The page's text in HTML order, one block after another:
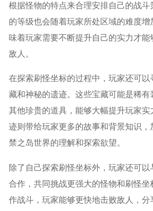
根据怪物的特点来合理安排自己的战斗
的等级也会随着玩家所处区域的难度增
味着玩家需要不断提升自己的实力才能
敌人。
在探索刷怪坐标的过程中，玩家还可以
藏和神秘的遗迹。这些宝藏可能是稀有
其他珍贵的道具，能够大幅提升玩家实
迹则带给玩家更多的故事和背景知识，
禁之岛世界的理解和探索欲望。
除了自己探索刷怪坐标外，玩家还可以
合作，共同挑战更强大的怪物和刷怪坐
作战斗，玩家能够更快地击败敌人，分